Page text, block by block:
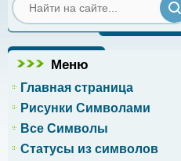
Меню
Главная страница
Рисунки Символами
Все Символы
Статусы из символов